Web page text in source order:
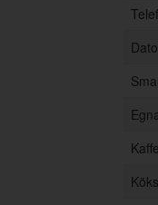
Kaffe